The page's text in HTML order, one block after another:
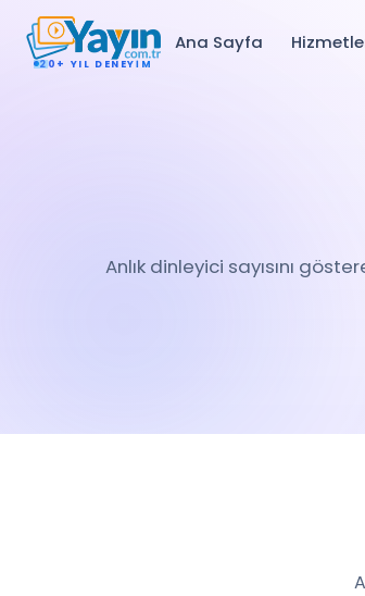
20+ YIL DENEYIM
Ana Sayfa
Anlık dinleyici sayısını